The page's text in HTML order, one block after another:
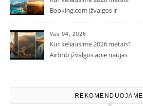
Booking.com įžvalgos ir
Vas 04, 2026
Kur keliausime 2026 metais?
Airbnb įžvalgos apie naujas
REKOMENDUOJAME